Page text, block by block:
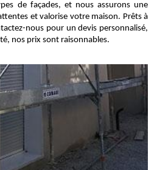
de façades, et nous assurons une
et valorise votre maison. Prêts à
nous pour un devis personnalisé,
nos prix sont raisonnables.